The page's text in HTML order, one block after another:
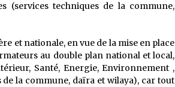
(services techniques de la commune,
et nationale, en vue de la mise en place
au double plan national et local,
Santé, Energie, Environnement ,
la commune, daïra et wilaya), car tout